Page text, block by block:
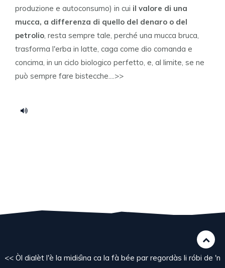
produzione e autoconsumo) in cui il valore di una
mucca, a differenza di quello del denaro o del
petrolio, resta sempre tale, perché una mucca bruca,
trasforma l'erba in latte, caga come dio comanda e
concima, in un ciclo biologico perfetto, e, al limite, se ne
può sempre fare bistecche....>>
<< Òl dialèt l'è la midiśìna ca la fà bée par regordàs li róbi de 'n